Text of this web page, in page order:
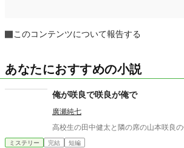
このコンテンツについて報告する
あなたにおすすめの小説
俺が咲良で咲良が俺で
廣瀬純七
高校生の田中健太と隣の席の山本咲良
ミステリー 完結 短編